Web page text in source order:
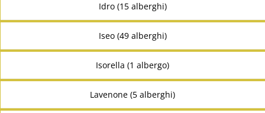
Idro (15 alberghi)
Iseo (49 alberghi)
Isorella (1 albergo)
Lavenone (5 alberghi)